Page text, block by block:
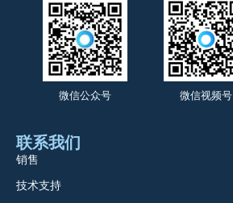
微信公众号 微信视频号
联系我们
销售
技术支持